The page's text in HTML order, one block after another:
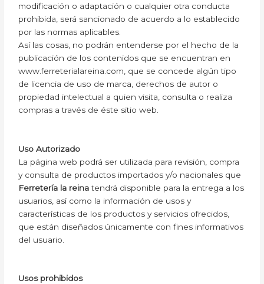
modificación o adaptación o cualquier otra conducta
prohibida, será sancionado de acuerdo a lo establecido
por las normas aplicables.
Así las cosas, no podrán entenderse por el hecho de la
publicación de los contenidos que se encuentran en
www.ferreterialareina.com, que se concede algún tipo
de licencia de uso de marca, derechos de autor o
propiedad intelectual a quien visita, consulta o realiza
compras a través de éste sitio web.
Uso Autorizado
La página web podrá ser utilizada para revisión, compra
y consulta de productos importados y/o nacionales que
Ferretería la reinatendrá disponible para la entrega a los
usuarios, así como la información de usos y
características de los productos y servicios ofrecidos,
que están diseñados únicamente con fines informativos
del usuario.
Usos prohibidos